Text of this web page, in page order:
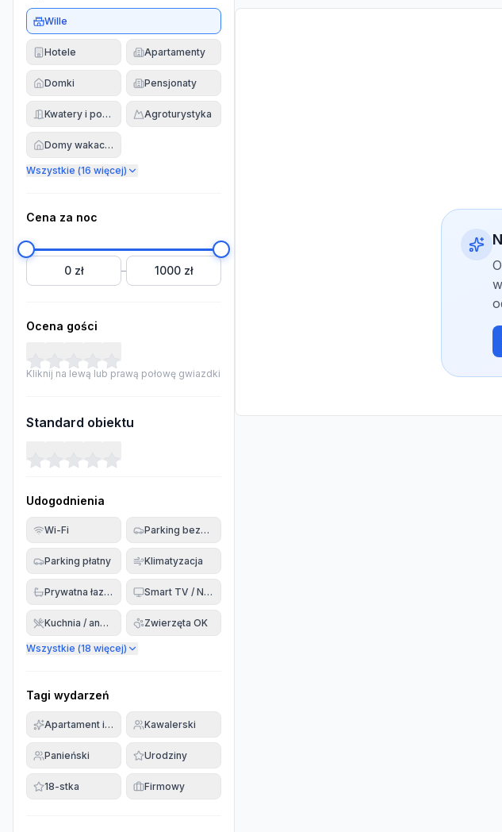
Wille
Hotele Apartamenty
Domki Pensjonaty
Kwatery i pokoje Agroturystyka
Domy wakacyjne
Wszystkie (16 więcej)
Cena za noc
0 zł – 1000 zł
Ocena gości
Kliknij na lewą lub prawą połowę gwiazdki
Standard obiektu
Udogodnienia
Wi-Fi Parking bezpłatny
Parking płatny Klimatyzacja
Prywatna łazienka Smart TV / Netflix
Kuchnia / aneks Zwierzęta OK
Wszystkie (18 więcej)
Tagi wydarzeń
Apartament imprezowyKawalerski
Panieński Urodziny
18-stka Firmowy